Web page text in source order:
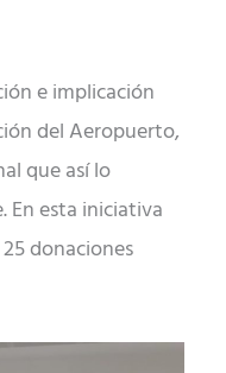
e implicación
del Aeropuerto,
que así lo
En esta iniciativa
donaciones